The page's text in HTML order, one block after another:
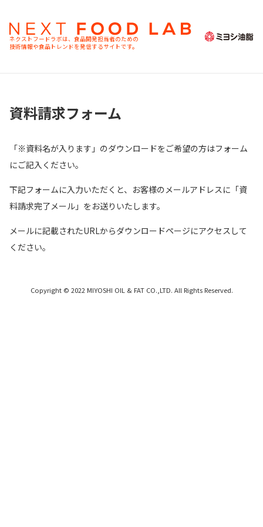
ネクストフードラボは、食品開発担当者のための
技術情報や食品トレンドを発信するサイトです。
資料請求フォーム
「※資料名が入ります 」のダウンロードをご希望の方はフォーム
にご記入ください。
下記フォームに入力いただくと、お客様のメールアドレスに「資
料請求完了メール」をお送りいたします。
メールに記載されたURLからダウンロードページにアクセスして
ください。
Copyright © 2022 MIYOSHI OIL & FAT CO.,LTD. All Rights Reserved.